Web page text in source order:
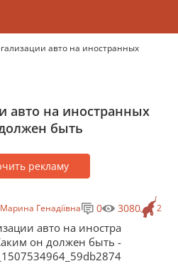
авто на иностранных
авто на иностранных
быть
рекламу
Генадіївна 2
0 3080